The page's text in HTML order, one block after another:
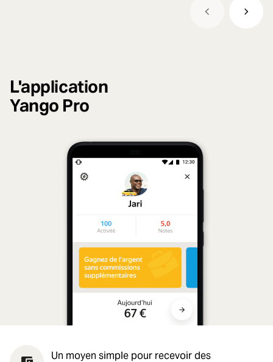
L'application
Yango Pro
Un moyen simple pour recevoir des